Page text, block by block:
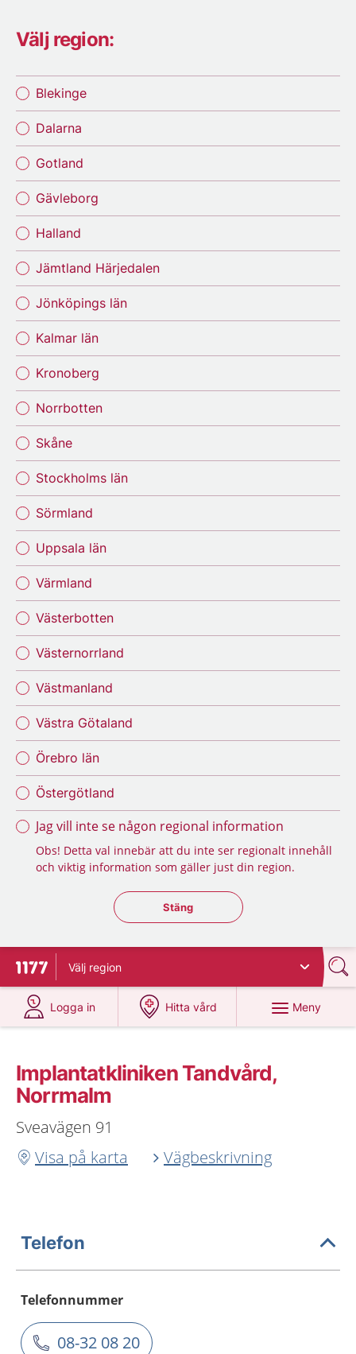
Välj region:
Blekinge
Dalarna
Gotland
Gävleborg
Halland
Jämtland Härjedalen
Jönköpings län
Kalmar län
Kronoberg
Norrbotten
Skåne
Stockholms län
Sörmland
Uppsala län
Värmland
Västerbotten
Västernorrland
Västmanland
Västra Götaland
Örebro län
Östergötland
Jag vill inte se någon regional information
Obs! Detta val innebär att du inte ser regionalt innehåll
och viktig information som gäller just din region.
Stäng regionsväljaren
Stäng
Till startsidan för 1177
Välj region
Logga in
på 1177.se
Hitta vård
på 1177.se
Meny
Implantatkliniken Tandvård,
Norrmalm
Sveavägen 91
Visa på karta
Vägbeskrivning
Telefon
Telefonnummer
08-32 08 20